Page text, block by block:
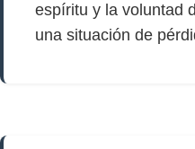
espíritu y la voluntad
una situación de